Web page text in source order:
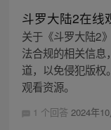
斗罗大陆2在线
关于《斗罗大陆2
法合规的相关信息
道，以免侵犯版
观看资源。
1 个回答 2024年